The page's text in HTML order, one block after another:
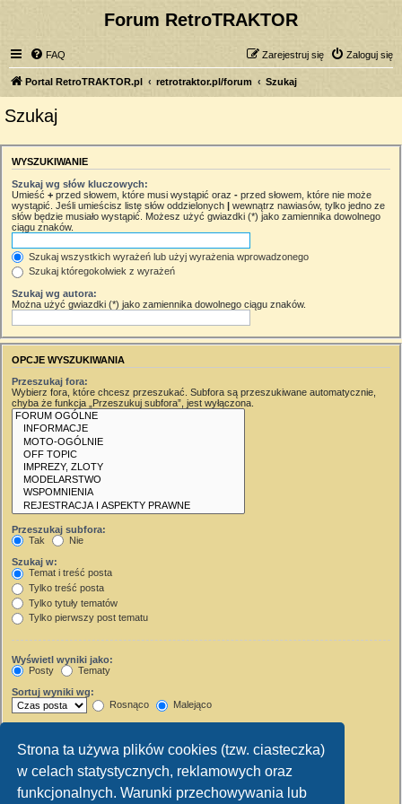
Strona ta używa plików cookies (tzw. ciasteczka)
w celach statystycznych, reklamowych oraz
funkcjonalnych. Warunki przechowywania lub
Forum RetroTRAKTOR
FAQ Zaloguj się
Zarejestruj się
Portal RetroTRAKTOR.pl retrotraktor.pl/forum Szukaj
Szukaj
WYSZUKIWANIE
Szukaj wg słów kluczowych:
Umieść + przed słowem, które musi wystąpić oraz - przed słowem, które nie może
wystąpić. Jeśli umieścisz listę słów oddzielonych | wewnątrz nawiasów, tylko jedno ze
słów będzie musiało wystąpić. Możesz użyć gwiazdki (*) jako zamiennika dowolnego
ciągu znaków.
Szukaj wszystkich wyrażeń lub użyj wyrażenia wprowadzonego
Szukaj któregokolwiek z wyrażeń
Szukaj wg autora:
Można użyć gwiazdki (*) jako zamiennika dowolnego ciągu znaków.
OPCJE WYSZUKIWANIA
Przeszukaj fora:
Wybierz fora, które chcesz przeszukać. Subfora są przeszukiwane automatycznie,
chyba że funkcja „Przeszukuj subfora”, jest wyłączona.
Przeszukaj subfora:
Tak
Nie
Szukaj w:
Temat i treść posta
Tylko treść posta
Tylko tytuły tematów
Tylko pierwszy post tematu
Wyświetl wyniki jako:
Posty
Tematy
Sortuj wyniki wg:
Rosnąco
Malejąco
Wyświetl pierwsze:
Ustaw 0, aby wyświetlić cały post.
znaków w poście